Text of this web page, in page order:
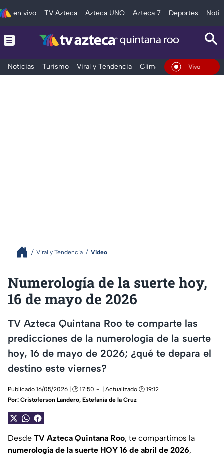
en vivo TV Azteca Azteca UNO Azteca 7 Deportes
Noticias Turismo Viral y Tendencia Clima Tráfico
En Vivo
Viral y Tendencia Video
Numerología de la suerte hoy,
16 de mayo de 2026
TV Azteca Quintana Roo te comparte las
predicciones de la numerología de la suerte
hoy, 16 de mayo de 2026; ¿qué te depara el
destino este viernes?
Publicado 16/05/2026 | 🕑 17:50
| Actualizado 🕑 19:12
Por: Cristoferson Landero, Estefanía de la Cruz
Desde TV Azteca Quintana Roo, te compartimos la
numerología de la suerte HOY 16 de abril de 2026,